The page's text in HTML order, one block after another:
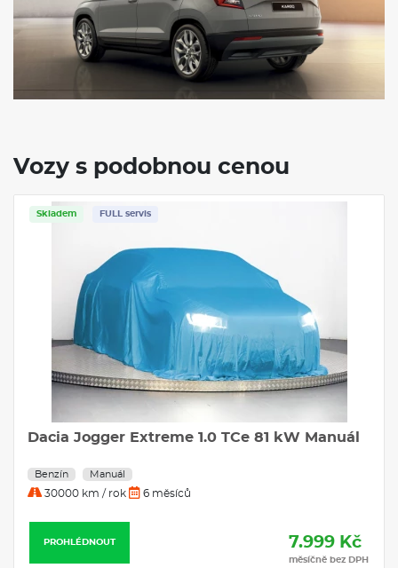
Vozy s podobnou cenou
Skladem FULL servis
Dacia Jogger Extreme 1.0 TCe 81 kW Manuál
Benzín Manuál
30000 km / rok 6 měsíců
PROHLÉDNOUT 7.999 Kč
měsíčně bez DPH